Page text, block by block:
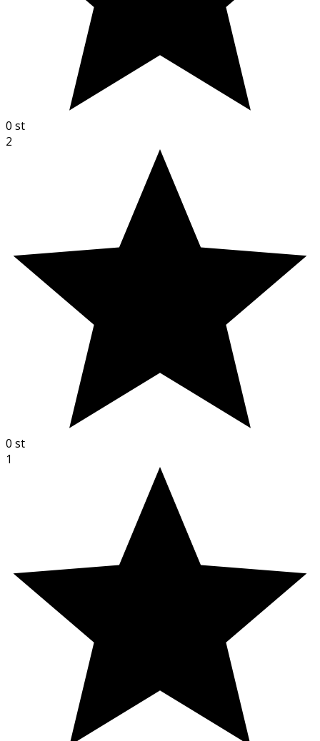
0 st
2
0 st
1